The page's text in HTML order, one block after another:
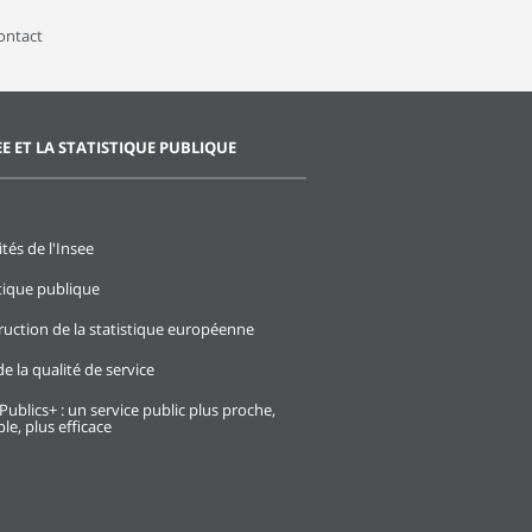
ET LA STATISTIQUE PUBLIQUE
de l'Insee
publique
de la statistique européenne
la qualité de service
: un service public plus proche,
plus efficace